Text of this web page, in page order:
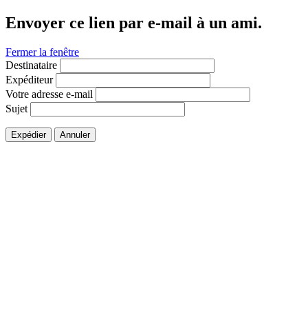
Envoyer ce lien par e-mail à un ami.
Fermer la fenêtre
Destinataire
Expéditeur
Votre adresse e-mail
Sujet
Expédier Annuler